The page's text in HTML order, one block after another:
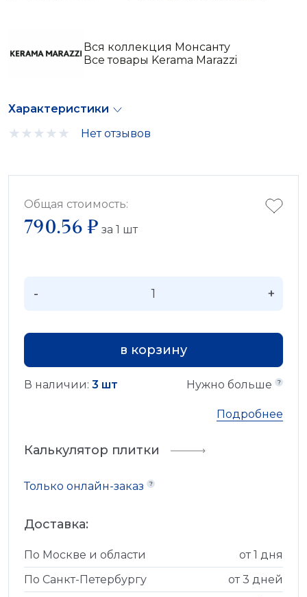
Вся коллекция Монсанту
Все товары Kerama Marazzi
Характеристики
Нет отзывов
Общая стоимость:
790.56 ₽ за 1 шт
- +
в корзину
В наличии: 3 шт Нужно больше
Подробнее
Калькулятор плитки
Только онлайн-заказ
Доставка:
По Москве и области
от 1 дня
По Санкт-Петербургу
от 3 дней